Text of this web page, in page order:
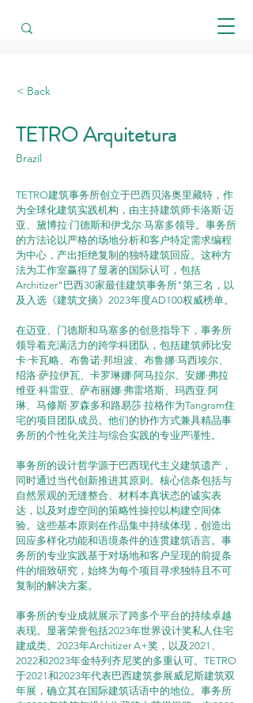
< Back
TETRO Arquitetura
Brazil
TETRO建筑事务所创立于巴西贝洛奥里藏特，作
为全球化建筑实践机构，由主持建筑师卡洛斯·迈
亚、黛博拉·门德斯和伊戈尔·马塞多领导。事务所
的方法论以严格的场地分析和客户特定需求编程
为中心，产出拒绝复制的独特建筑回应。这种方
法为工作室赢得了显著的国际认可，包括
Architizer"巴西30家最佳建筑事务所"第三名，以
及入选《建筑文摘》2023年度AD100权威榜单。
在迈亚、门德斯和马塞多的创意指导下，事务所
领导着充满活力的跨学科团队，包括建筑师比安
卡·卡瓦略、布鲁诺·邦坦波、布鲁娜·马西埃尔、
绍洛·萨拉伊瓦、卡罗琳娜·阿马拉尔、安娜·弗拉
维亚·科雷亚、萨布丽娜·弗雷塔斯、玛西亚·阿
琳、马修斯·罗森多和路易莎·拉格作为Tangram住
宅的项目团队成员。他们的协作方式兼具精品事
务所的个性化关注与综合实践的专业严谨性。
事务所的设计哲学源于巴西现代主义建筑遗产，
同时通过当代创新推进其原则。核心信条包括与
自然景观的无缝整合、材料本真状态的诚实表
达，以及对虚空间的策略性操控以构建空间体
验。这些基本原则在作品集中持续体现，创造出
回应多样化功能和语境条件的连贯建筑语言。事
务所的专业实践基于对场地和客户呈现的前提条
件的细致研究，始终为每个项目寻求独特且不可
复制的解决方案。
事务所的专业成就展示了跨多个平台的持续卓越
表现。显著荣誉包括2023年世界设计奖私人住宅
建成类、2023年Architizer A+奖，以及2021、
2022和2023年金特列齐尼奖的多重认可。TETRO
于2021和2023年代表巴西建筑参展威尼斯建筑双
年展，确立其在国际建筑话语中的地位。事务所